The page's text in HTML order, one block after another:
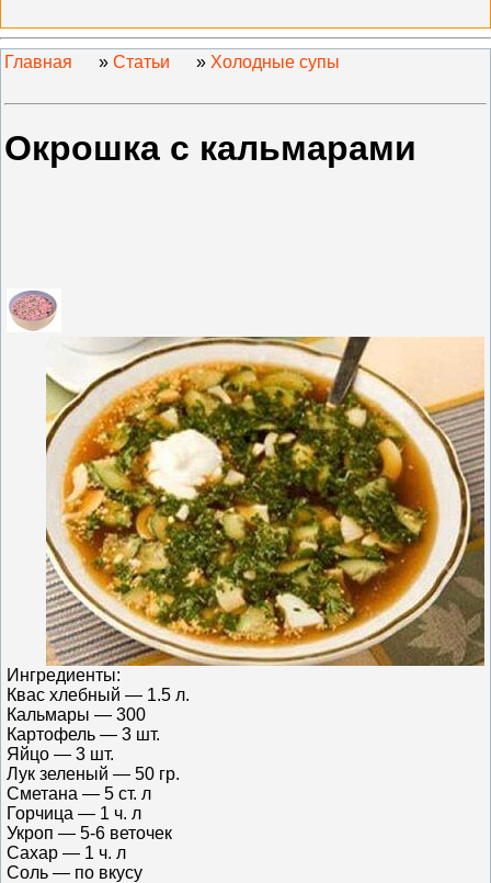
Главная » Статьи » Холодные супы
Окрошка с кальмарами
Ингредиенты:
Квас хлебный — 1.5 л.
Кальмары — 300
Картофель — 3 шт.
Яйцо — 3 шт.
Лук зеленый — 50 гр.
Сметана — 5 ст. л
Горчица — 1 ч. л
Укроп — 5-6 веточек
Сахар — 1 ч. л
Соль — по вкусу